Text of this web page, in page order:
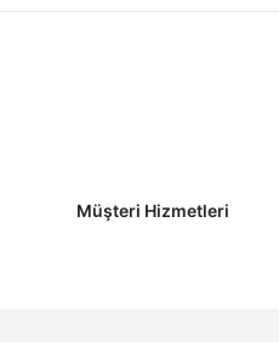
Müşteri Hizmetleri